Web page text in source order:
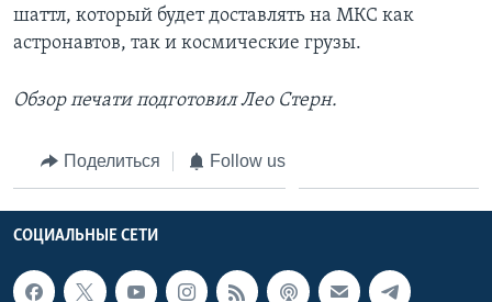
шаттл, который будет доставлять на МКС как
астронавтов, так и космические грузы.
Обзор печати подготовил Лео Стерн.
Поделиться Follow us
СОЦИАЛЬНЫЕ СЕТИ